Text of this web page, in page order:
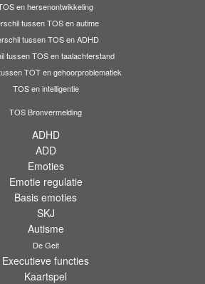
en hersenontwikkeling
tussen TOS en autime
tussen TOS en ADHD
tussen TOS en taalachterstand
TOT en gehoorproblematiek
TOS en intelligentie
TOS Bronvermelding
ADHD
ADD
Emoties
Emotie regulatie
Basis emoties
SKJ
Autisme
De Geit
Executieve functies
Kaartspel